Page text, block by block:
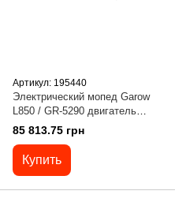
Артикул: 195440
Электрический мопед Garow
L850 / GR-5290 двигатель
2999W, аккумулятор литий-
железо-фосфатный 72V/48Ah,
колеса 12’’
85 813.75 грн
Купить